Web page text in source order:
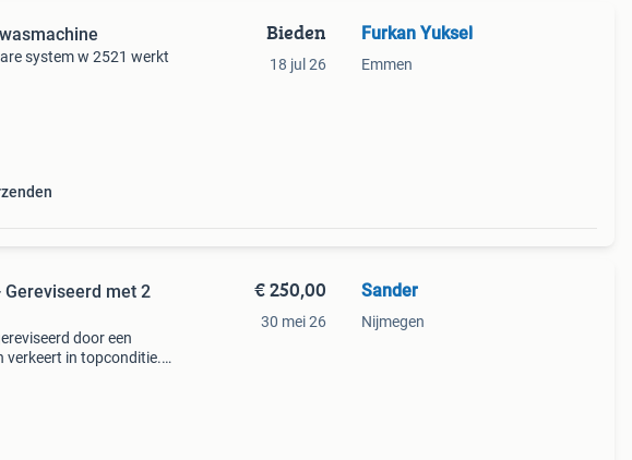
system w 2521 werkt
Bieden
18 jul 26
Furkan Yuksel
Emmen
met 2
door een
verkeert in topconditie.
€ 250,00
30 mei 26
Sander
Nijmegen